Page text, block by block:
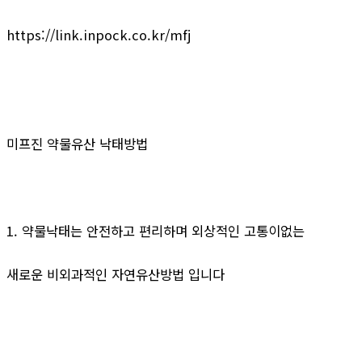
https://link.inpock.co.kr/mfj
미프진 약물유산 낙태방법
1. 약물낙태는 안전하고 편리하며 외상적인 고통이없는
새로운 비외과적인 자연유산방법 입니다